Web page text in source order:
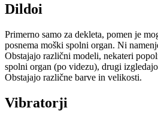
Dildoi
Primerno samo za dekleta, pomen je
posnema moški spolni organ. Ni
Obstajajo različni modeli, nekateri
spolni organ (po videzu), drugi
Obstajajo različne barve in velikosti.
Vibratorji